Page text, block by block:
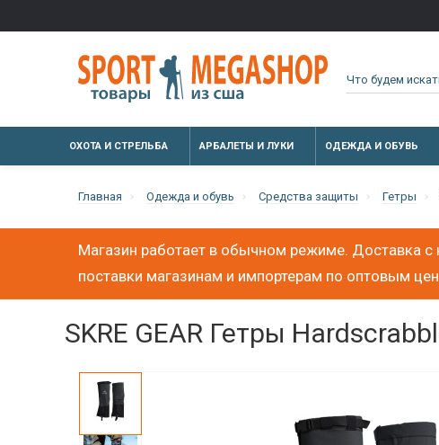
ОХОТА И СТРЕЛЬБА АРБАЛЕТЫ И ЛУКИ ОДЕЖДА И ОБУВЬ
Главная Одежда и обувь Средства защиты Гетры
Магазин работает в обычном режиме. Доставка
поставки магазинам и импортерам по оптовым
SKRE GEAR Гетры